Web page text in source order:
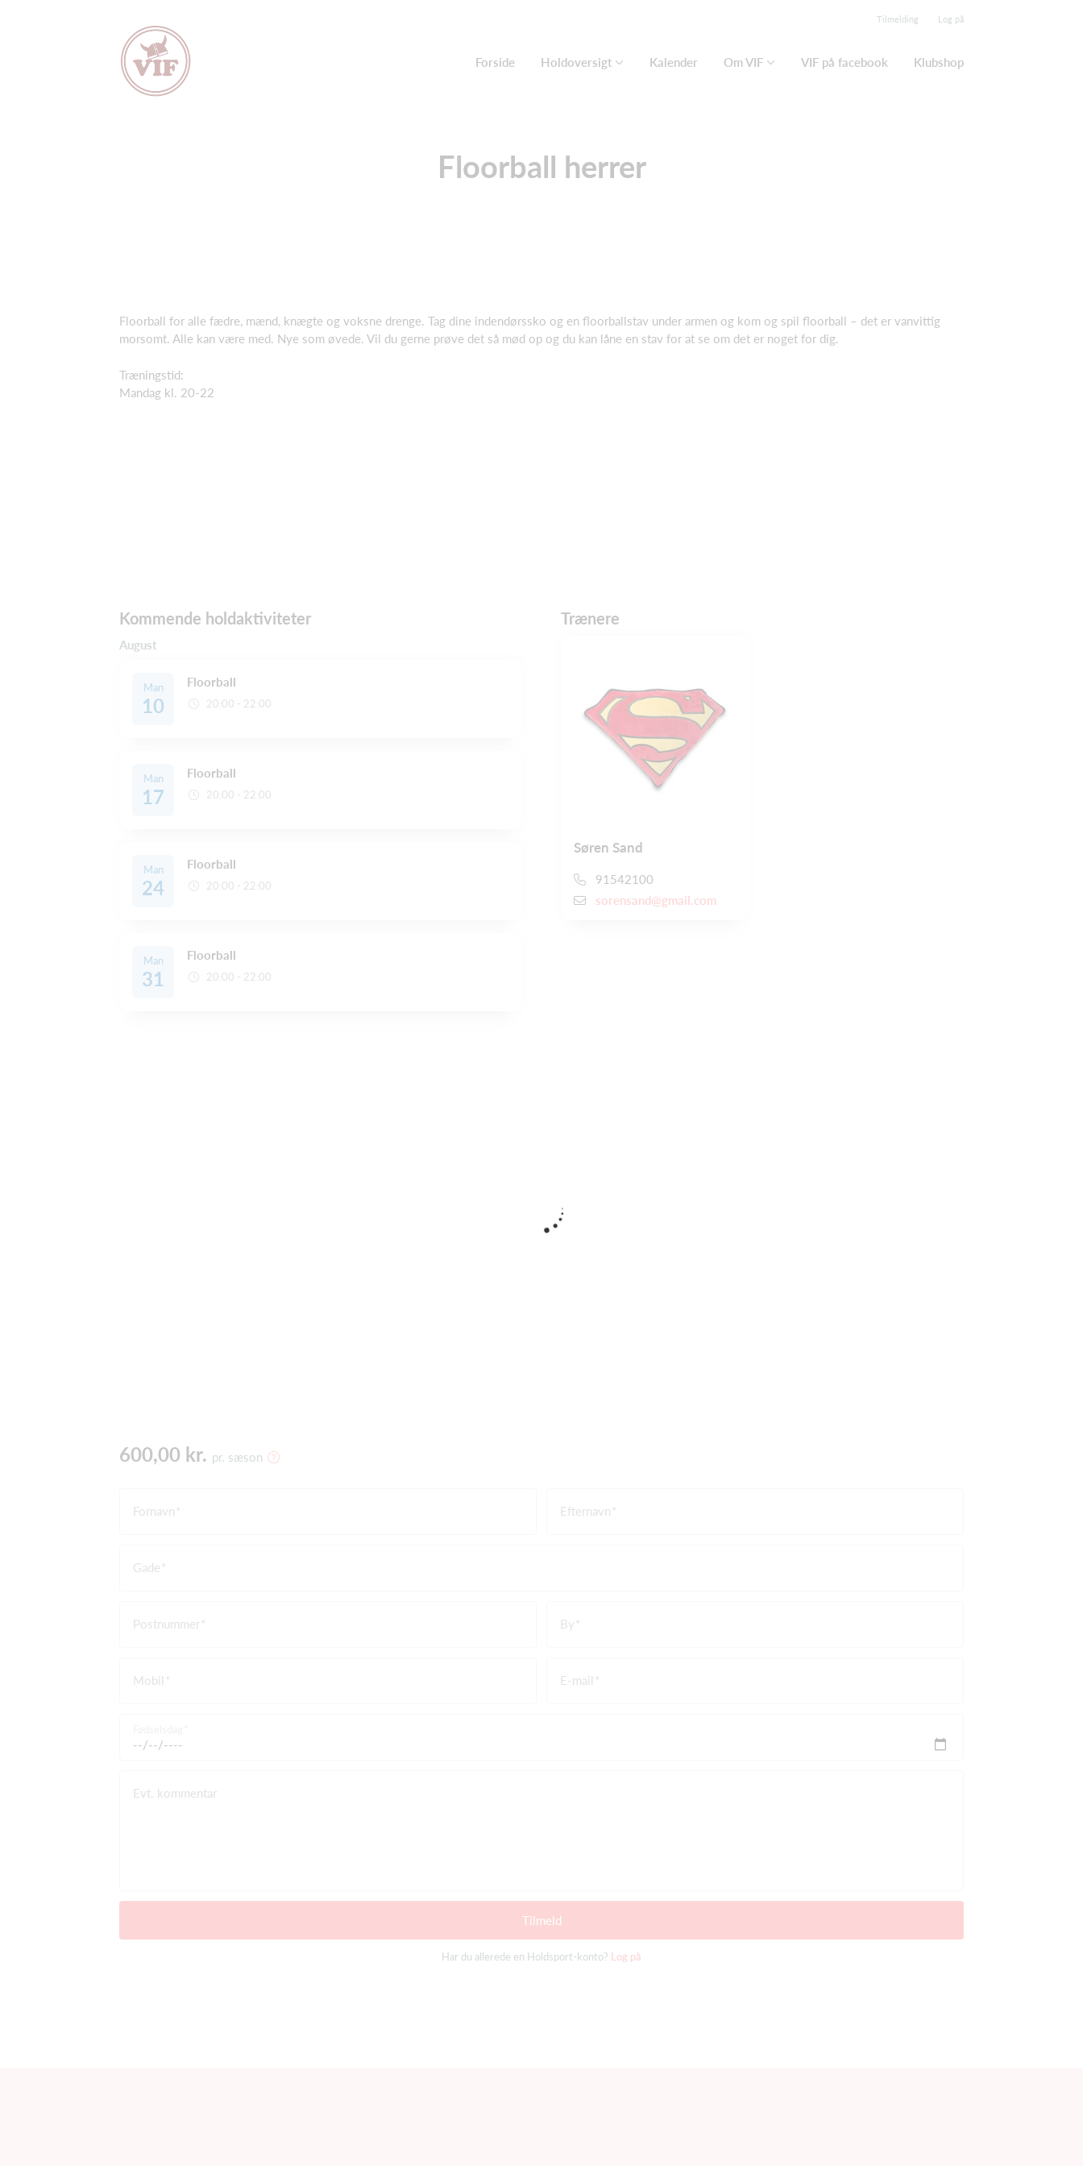
Tilmelding Log på
Forside Holdoversigt Kalender Om VIF VIF på facebook Klubshop
Floorball herrer
Floorball for alle fædre, mænd, knægte og voksne drenge. Tag dine indendørssko og en floorballstav under armen og kom og spil floorball – det er vanvittig
morsomt. Alle kan være med. Nye som øvede. Vil du gerne prøve det så mød op og du kan låne en stav for at se om det er noget for dig.
Træningstid:
Mandag kl. 20-22
Kommende holdaktiviteter
August
Man
10
Floorball
20:00 - 22:00
Man
17
Floorball
20:00 - 22:00
Man
24
Floorball
20:00 - 22:00
Man
31
Floorball
20:00 - 22:00
Trænere
Søren Sand
91542100
sorensand@gmail.com
600,00 kr. pr. sæson
Fornavn Efternavn
Gade
Postnummer By
Mobil E-mail
Evt. kommentar
Tilmeld
Har du allerede en Holdsport-konto? Log på